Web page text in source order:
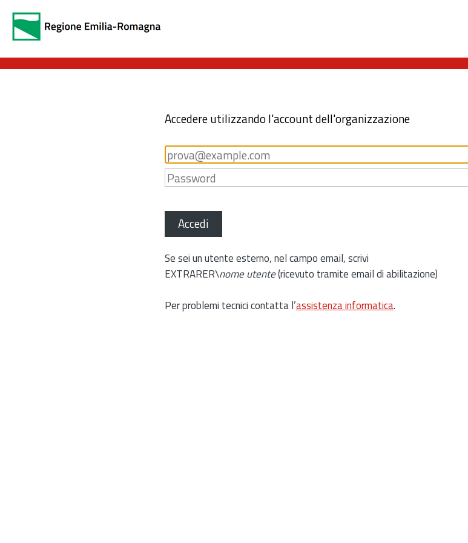
Accedere utilizzando l'account dell'organizzazione
Accedi
Se sei un utente esterno, nel campo email, scrivi
EXTRARER\nome utente(ricevuto tramite email di abilitazione)
Per problemi tecnici contatta l’assistenza informatica.